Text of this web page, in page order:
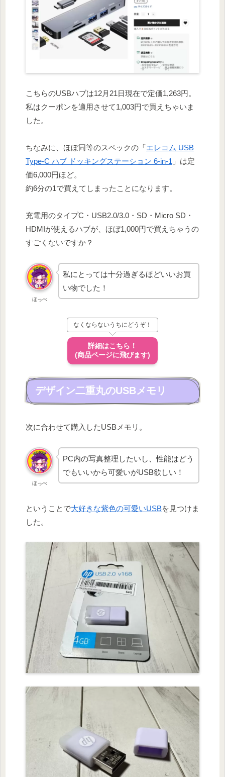
こちらのUSBハブは12月21日現在で定価1,263円。
私はクーポンを適用させて1,003円で買えちゃいま
した。
ちなみに、ほぼ同等のスペックの「エレコム USB
Type-C ハブ ドッキングステーション 6-in-1 」は定
価6,000円ほど。
約6分の1で買えてしまったことになります。
充電用のタイプC・USB2.0/3.0・SD・Micro SD・
HDMIが使えるハブが、ほぼ1,000円で買えちゃうの
すごくないですか？
ほっぺ
私にとっては十分過ぎるほどいいお買
い物でした！
なくならないうちにどうぞ！
詳細はこちら！
(商品ページに飛びます)
デザイン二重丸のUSBメモリ
次に合わせて購入したUSBメモリ。
ほっぺ
PC内の写真整理したいし、性能はどう
でもいいから可愛いがUSB欲しい！
ということで大好きな紫色の可愛いUSBを見つけま
した。